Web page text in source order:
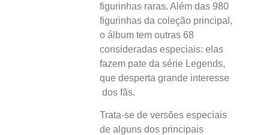
figurinhas raras. Além das 980
figurinhas da coleção principal,
o álbum tem outras 68
consideradas especiais: elas
fazem pate da série Legends,
que desperta grande interesse
dos fãs.
Trata-se de versões especiais
de alguns dos principais